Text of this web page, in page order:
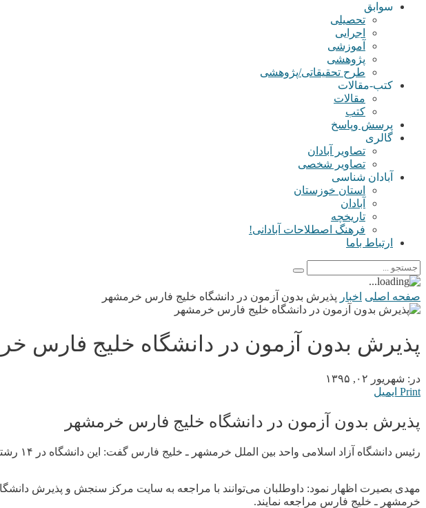
سوابق
تحصیلی
اجرایی
آموزشی
پژوهشی
طرح تحقیقاتی/پژوهشی
کتب-مقالات
مقالات
کتب
پرسش وپاسخ
گالری
تصاویر آبادان
تصاویر شخصی
آبادان شناسی
استان خوزستان
آبادان
تاریخچه
فرهنگ اصطلاحات آبادانی!
ارتباط باما
صفحه اصلی اخبار پذیرش بدون آزمون در دانشگاه خلیج فارس خرمشهر
پذیرش بدون آزمون در دانشگاه خلیج فارس
در: شهریور ۰۲, ۱۳۹۵
Print ایمیل
پذیرش بدون آزمون در دانشگاه خلیج فارس خرمشهر
رئیس دانشگاه آزاد اسلامی واحد بین الملل خرمشهر ـ خلیج فارس گفت: این دانشگاه در ۱۴ رشته به صورت بدون آزمون دانشجو می‌پذیرد.
مهدی بصیرت اظهار نمود: داوطلبان می‌توانند با مراجعه به سایت مرکز سنجش و پذیرش
خرمشهر ـ خلیج فارس مراجعه نمايند.